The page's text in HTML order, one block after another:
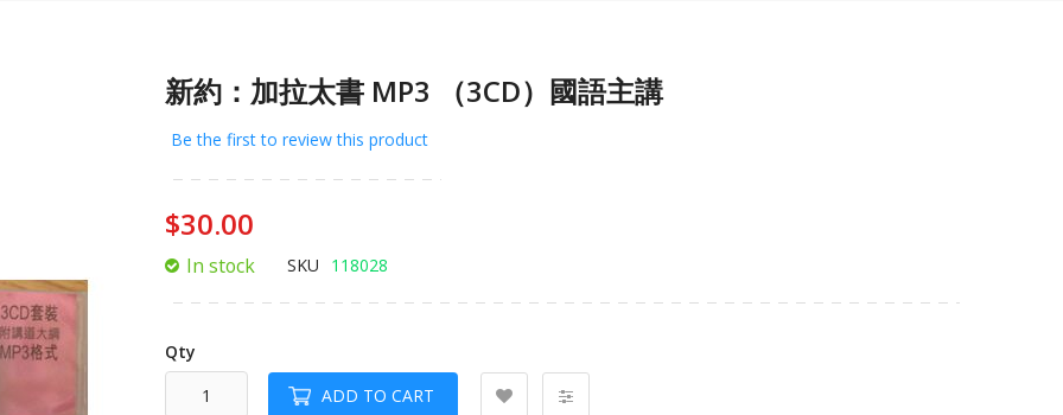
images
gallery
新約：加拉太書 MP3 （3CD）國語主講
Be the first to review this product
$30.00
In stock SKU 118028
Qty
ADD TO CART